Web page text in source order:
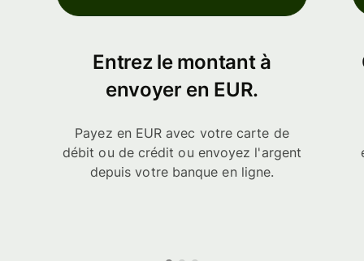
Entrez le montant à
envoyer en EUR.
Payez en EUR avec votre carte de
débit ou de crédit ou envoyez l'argent
depuis votre banque en ligne.